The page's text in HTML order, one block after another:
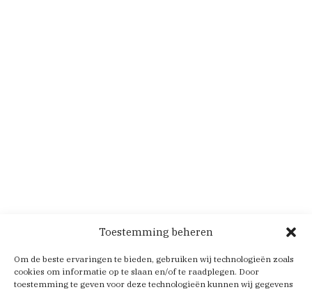
Toestemming beheren
Om de beste ervaringen te bieden, gebruiken wij technologieën zoals
cookies om informatie op te slaan en/of te raadplegen. Door
toestemming te geven voor deze technologieën kunnen wij gegevens